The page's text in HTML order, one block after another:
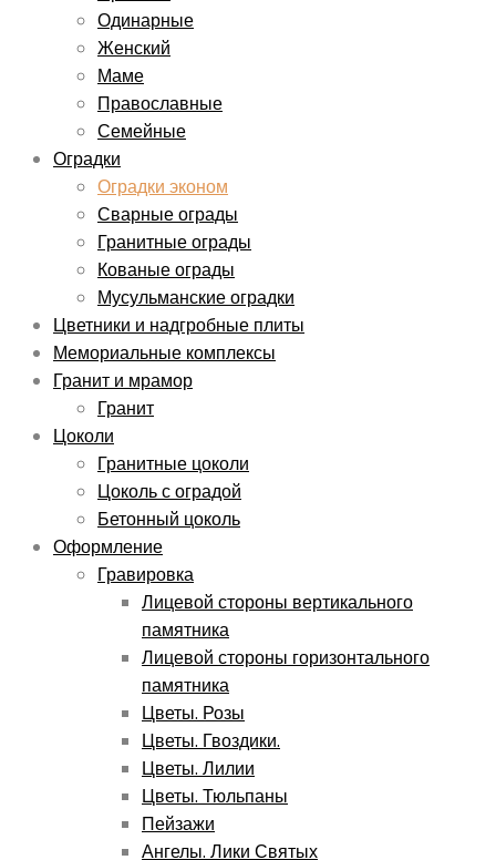
Одинарные
Женский
Маме
Православные
Семейные
Оградки
Оградки эконом
Сварные ограды
Гранитные ограды
Кованые ограды
Мусульманские оградки
Цветники и надгробные плиты
Мемориальные комплексы
Гранит и мрамор
Гранит
Цоколи
Гранитные цоколи
Цоколь с оградой
Бетонный цоколь
Оформление
Гравировка
Лицевой стороны вертикального
памятника
Лицевой стороны горизонтального
памятника
Цветы. Розы
Цветы. Гвоздики.
Цветы. Лилии
Цветы. Тюльпаны
Пейзажи
Ангелы. Лики Святых